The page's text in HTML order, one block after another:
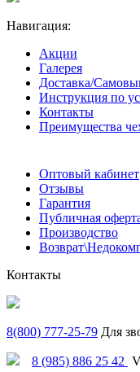
Навигация:
Акции
Галерея
Доставка/
Инструкция по
Контакты
Преимущества
Оптовый кабинет
Отзывы
Гарантия
Публичная
Производство
Контакты
8(800) 777-25-79 Для
8 (985) 886 25 42